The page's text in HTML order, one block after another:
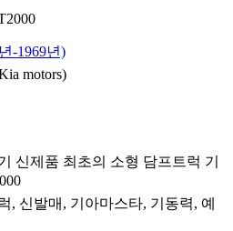
-1969년)
motors)
신제품 최초의 소형 담프트럭 기
, 신발매, 기아마스타, 기동력, 예